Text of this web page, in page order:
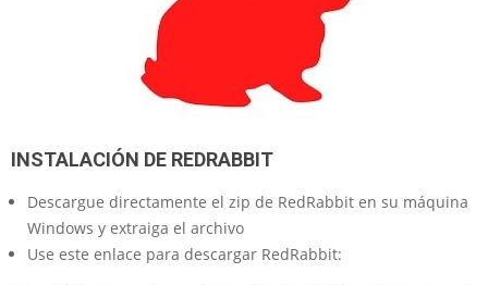
INSTALACIÓN DE REDRABBIT
Descargue directamente el zip de RedRabbit en su máquina
Windows y extraiga el archivo
Use este enlace para descargar RedRabbit: